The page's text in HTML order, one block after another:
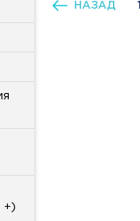
+)
НАЗАД 1